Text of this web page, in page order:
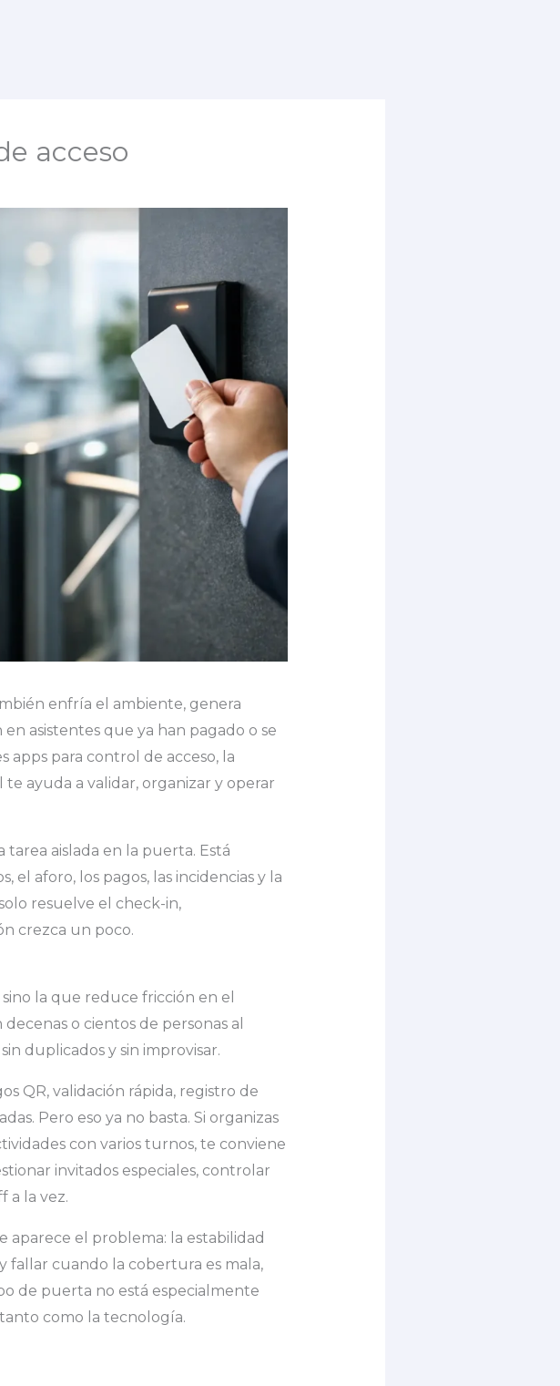
acceso
enfría el ambiente, genera
asistentes que ya han pagado o se
apps para control de acceso, la
ayuda a validar, organizar y operar
aislada en la puerta. Está
el aforo, los pagos, las incidencias y la
resuelve el check-in,
crezca un poco.
la que reduce fricción en el
o cientos de personas al
duplicados y sin improvisar.
QR, validación rápida, registro de
Pero eso ya no basta. Si organizas
con varios turnos, te conviene
invitados especiales, controlar
a la vez.
el problema: la estabilidad
fallar cuando la cobertura es mala,
de puerta no está especialmente
como la tecnología.